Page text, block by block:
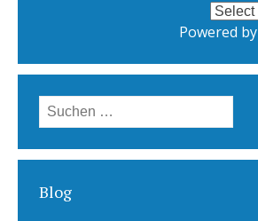
Powered by
Suchen
nach:
Blog